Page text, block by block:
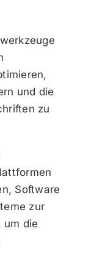
und die
zu
Software
zur
um die